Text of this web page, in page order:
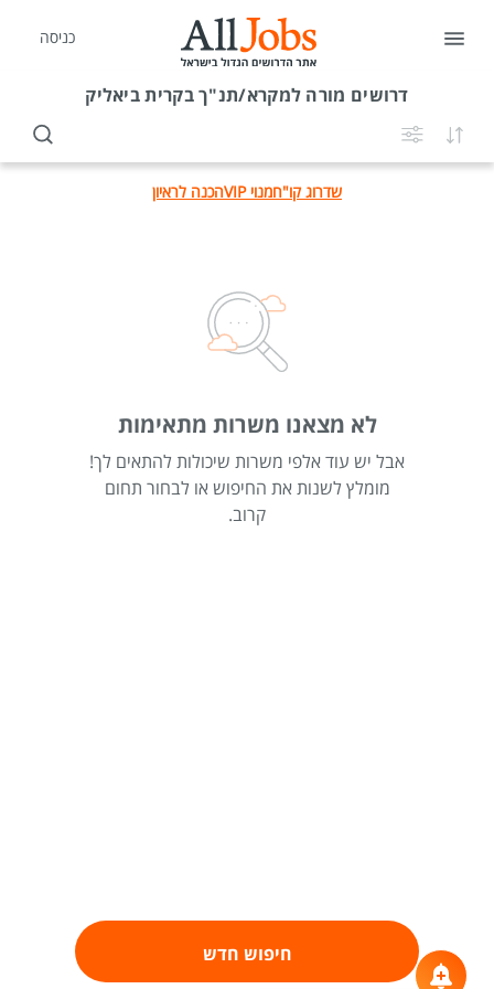
כניסה
דרושים מורה למקרא/תנ"ך בקרית ביאליק
שדרוג קו"חמנוי VIP הכנה לראיון
לא מצאנו משרות מתאימות
אבל יש עוד אלפי משרות שיכולות להתאים לך!
מומלץ לשנות את החיפוש או לבחור תחום
קרוב.
חיפוש חדש